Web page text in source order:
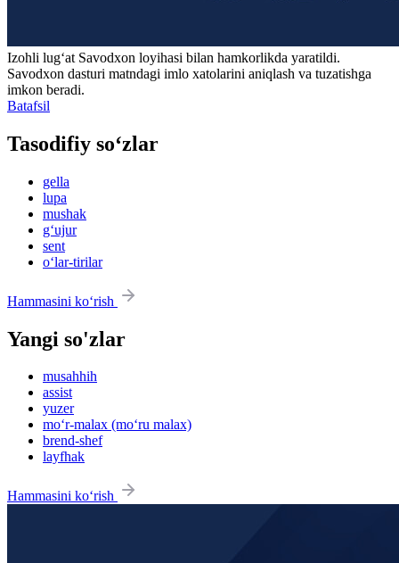
Izohli lugʻat Savodxon loyihasi bilan hamkorlikda yaratildi.
Savodxon dasturi matndagi imlo xatolarini aniqlash va tuzatishga
imkon beradi.
Batafsil
Tasodifiy so‘zlar
gella
lupa
mushak
g‘ujur
sent
o‘lar-tirilar
Hammasini ko‘rish
Yangi so'zlar
musahhih
assist
yuzer
mo‘r-malax (mo‘ru malax)
brend-shef
layfhak
Hammasini ko‘rish